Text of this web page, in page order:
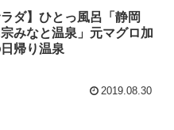
ラダ】ひとっ風呂「静岡
みなと温泉」元マグロ加
帰り温泉
2019.08.30